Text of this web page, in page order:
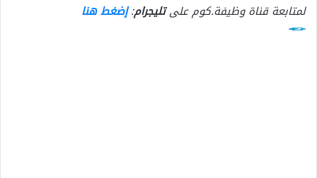
لمتابعة قناة وظيفة.كوم علىتليجرام:إضغط هنا